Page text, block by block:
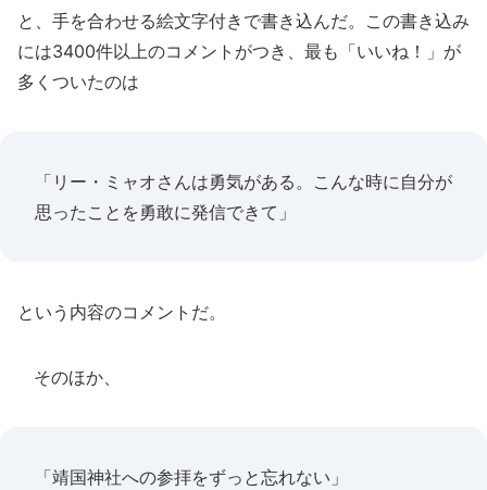
と、手を合わせる絵文字付きで書き込んだ。この書き込み
には3400件以上のコメントがつき、最も「いいね！」が
多くついたのは
「リー・ミャオさんは勇気がある。こんな時に自分が
思ったことを勇敢に発信できて」
という内容のコメントだ。
そのほか、
「靖国神社への参拝をずっと忘れない」